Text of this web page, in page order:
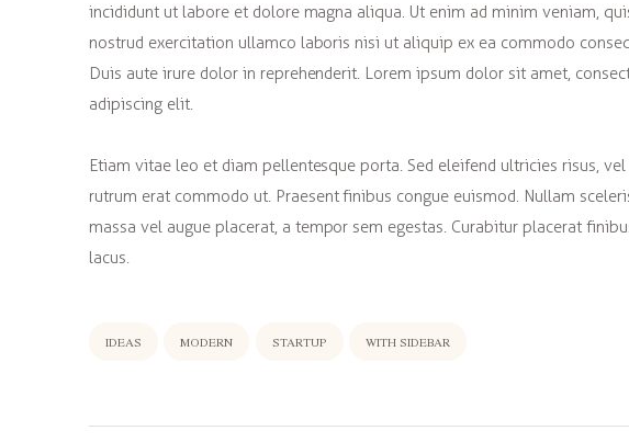
incididunt ut labore et dolore magna aliqua. Ut enim ad minim veniam,
nostrud exercitation ullamco laboris nisi ut aliquip ex ea commodo
Duis aute irure dolor in reprehenderit. Lorem ipsum dolor sit amet,
adipiscing elit.
Etiam vitae leo et diam pellentesque porta. Sed eleifend ultricies risus, vel
rutrum erat commodo ut. Praesent finibus congue euismod. Nullam
massa vel augue placerat, a tempor sem egestas. Curabitur placerat
lacus.
IDEAS MODERN STARTUP WITH SIDEBAR